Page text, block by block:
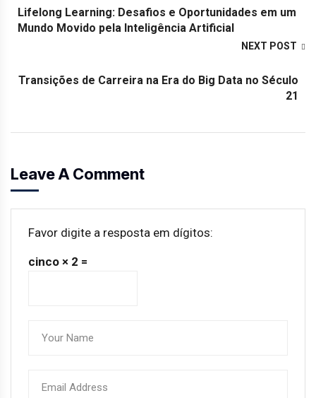
Lifelong Learning: Desafios e Oportunidades em um
Mundo Movido pela Inteligência Artificial
NEXT POST
Transições de Carreira na Era do Big Data no Século
21
Leave A Comment
Favor digite a resposta em dígitos:
cinco × 2 =